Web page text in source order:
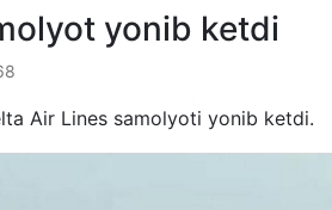
yonib ketdi
Air Lines samolyoti yonib ketdi.